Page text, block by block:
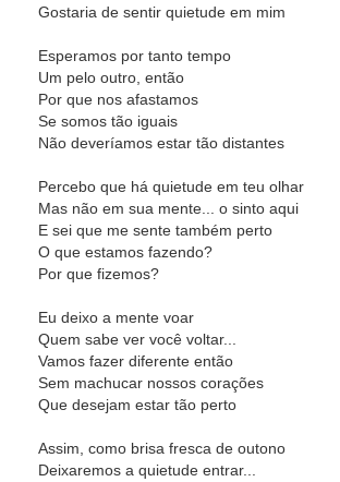
Gostaria de sentir quietude em mim
Esperamos por tanto tempo
Um pelo outro, então
Por que nos afastamos
Se somos tão iguais
Não deveríamos estar tão distantes
Percebo que há quietude em teu olhar
Mas não em sua mente... o sinto aqui
E sei que me sente também perto
O que estamos fazendo?
Por que fizemos?
Eu deixo a mente voar
Quem sabe ver você voltar...
Vamos fazer diferente então
Sem machucar nossos corações
Que desejam estar tão perto
Assim, como brisa fresca de outono
Deixaremos a quietude entrar...